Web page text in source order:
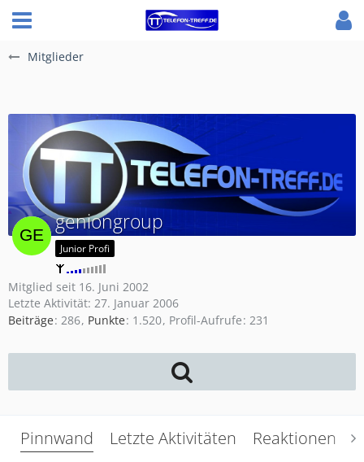
Mitglieder
geniongroup
Junior Profi
Mitglied seit 16. Juni 2002
Letzte Aktivität: 27. Januar 2006
Beiträge 286 Punkte 1.520 Profil-Aufrufe 231
Pinnwand Letzte Aktivitäten Reaktionen